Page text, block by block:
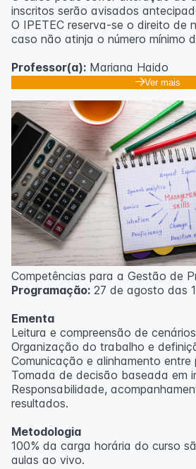
inscritos serão avisados
O IPETEC reserva-se o direito de
caso não atinja o número mínimo
Professor(a): Mariana Haido
Ver mais
Competências para a Gestão de
Programação: 27 de agosto das
Ementa
Leitura e compreensão de
Organização do trabalho e
Comunicação e alinhamento
Tomada de decisão baseada em
Responsabilidade,
resultados.
Metodologia
100% da carga horária do curso
aulas ao vivo.